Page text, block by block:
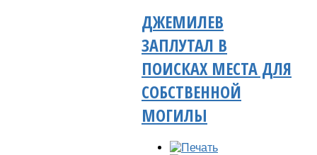
ДЖЕМИЛЕВ
ЗАПЛУТАЛ В
ПОИСКАХ МЕСТА ДЛЯ
СОБСТВЕННОЙ
МОГИЛЫ